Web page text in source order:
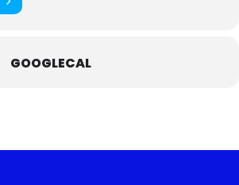
GOOGLECAL